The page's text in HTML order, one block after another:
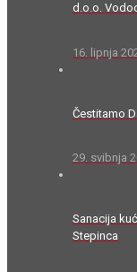
d.o.o.
16. lipnja
Čestitamo
29. svibnja
Sanacija
Stepinca